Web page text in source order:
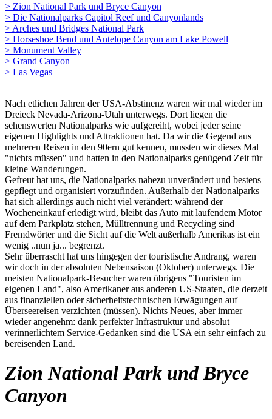
> Zion National Park und Bryce Canyon
> Die Nationalparks Capitol Reef und Canyonlands
> Arches und Bridges National Park
> Horseshoe Bend und Antelope Canyon am Lake Powell
> Monument Valley
> Grand Canyon
> Las Vegas
Nach etlichen Jahren der USA-Abstinenz waren wir mal wieder im
Dreieck Nevada-Arizona-Utah unterwegs. Dort liegen die
sehenswerten Nationalparks wie aufgereiht, wobei jeder seine
eigenen Highlights und Attraktionen hat. Da wir die Gegend aus
mehreren Reisen in den 90ern gut kennen, mussten wir dieses Mal
"nichts müssen" und hatten in den Nationalparks genügend Zeit für
kleine Wanderungen.
Gefreut hat uns, die Nationalparks nahezu unverändert und bestens
gepflegt und organisiert vorzufinden. Außerhalb der Nationalparks
hat sich allerdings auch nicht viel verändert: während der
Wocheneinkauf erledigt wird, bleibt das Auto mit laufendem Motor
auf dem Parkplatz stehen, Mülltrennung und Recycling sind
Fremdwörter und die Sicht auf die Welt außerhalb Amerikas ist ein
wenig ..nun ja... begrenzt.
Sehr überrascht hat uns hingegen der touristische Andrang, waren
wir doch in der absoluten Nebensaison (Oktober) unterwegs. Die
meisten Nationalpark-Besucher waren übrigens "Touristen im
eigenen Land", also Amerikaner aus anderen US-Staaten, die derzeit
aus finanziellen oder sicherheitstechnischen Erwägungen auf
Überseereisen verzichten (müssen). Nichts Neues, aber immer
wieder angenehm: dank perfekter Infrastruktur und absolut
verinnerlichtem Service-Gedanken sind die USA ein sehr einfach zu
bereisenden Land.
Zion National Park und Bryce
Canyon